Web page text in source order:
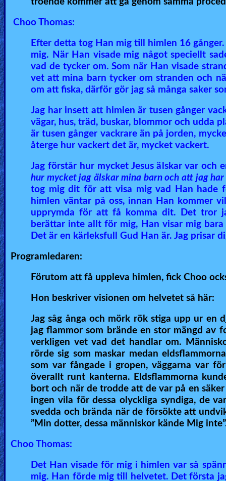
Other
Other
Languages
Contact/Feedback/Donate
Follow
us
Social
Media
PDF
Books
Random
Video
Ask
Questions
Something
Funny...
2nd
Page,
Older
Material
Choo Thomas:
Efter detta tog Han mig till himlen 16
mig. När Han visade mig något speciellt
vad de tycker om. Som när Han visade
vet att mina barn tycker om stranden och
om att fiska, därför gör jag så många saker
Jag har insett att himlen är tusen gånger
vägar, hus, träd, buskar, blommor och udda
är tusen gånger vackrare än på jorden,
återge hur vackert det är, mycket vackert.
Jag förstår hur mycket Jesus älskar var
hur mycket jag älskar mina barn och att jag
tog mig dit för att visa mig vad Han hade
himlen väntar på oss, innan Han kommer
upprymda för att få komma dit. Det tror
berättar inte allt för mig, Han visar mig
Det är en kärleksfull Gud Han är. Jag prisar
Programledaren:
Förutom att få uppleva himlen, fick Choo
Hon beskriver visionen om helvetet så här:
Jag såg ånga och mörk rök stiga upp ur en
jag flammor som brände en stor mängd av
verkligen vet vad det handlar om.
rörde sig som maskar medan
som var fångade i gropen, väggarna var
överallt runt kanterna. Eldsflammorna
bort och när de trodde att de var på en
ingen vila för dessa olyckliga syndiga, de
svedda och brända när de försökte att
”Min dotter, dessa människor kände Mig
Choo Thomas:
Det Han visade för mig i himlen var så
mig. Han förde mig till helvetet. Det första